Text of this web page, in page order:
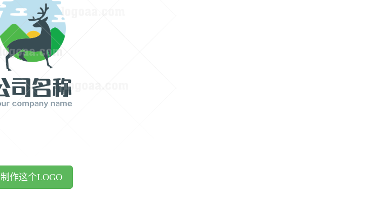
制作这个LOGO